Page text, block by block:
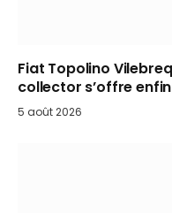
Fiat Topolino
collector s’offre
5 août 2026